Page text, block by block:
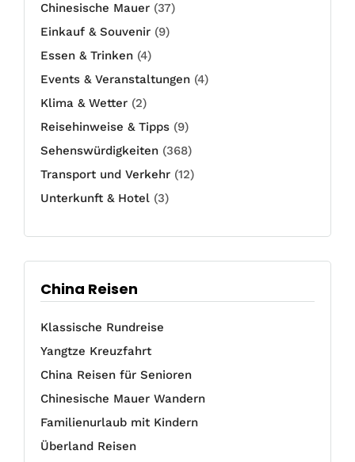
Chinesische Mauer (37)
Einkauf & Souvenir (9)
Essen & Trinken (4)
Events & Veranstaltungen (4)
Klima & Wetter (2)
Reisehinweise & Tipps (9)
Sehenswürdigkeiten (368)
Transport und Verkehr (12)
Unterkunft & Hotel (3)
China Reisen
Klassische Rundreise
Yangtze Kreuzfahrt
China Reisen für Senioren
Chinesische Mauer Wandern
Familienurlaub mit Kindern
Überland Reisen